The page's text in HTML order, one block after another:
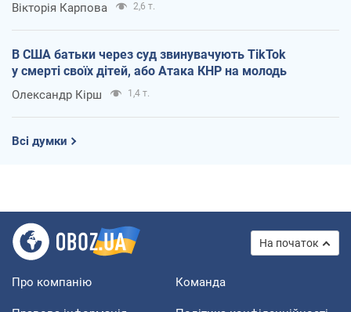
Вікторія Карпова 2,6 т.
В США батьки через суд звинувачують TikTok
у смерті своїх дітей, або Атака КНР на молодь
Олександр Кірш 1,4 т.
Всі думки
На початок
Про компанію Команда